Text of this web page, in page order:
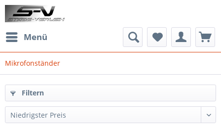
Menü
Mikrofonständer
Filtern